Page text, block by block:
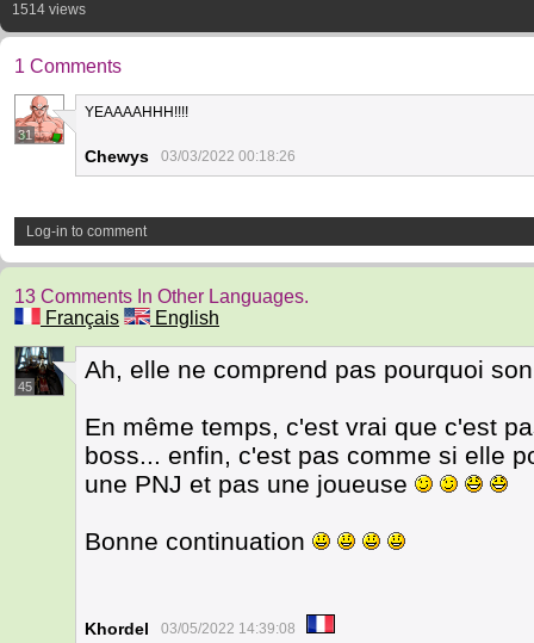
1514 views
1 Comments
31
YEAAAAHHH!!!!
Chewys 03/03/2022 00:18:26
Log-in to comment
13 Comments In Other Languages.
Français
English
45
Ah, elle ne comprend pas pourquoi
En même temps, c'est vrai que c'est
boss... enfin, c'est pas comme si elle
une PNJ et pas une joueuse
Bonne continuation
Khordel 03/05/2022 14:39:08